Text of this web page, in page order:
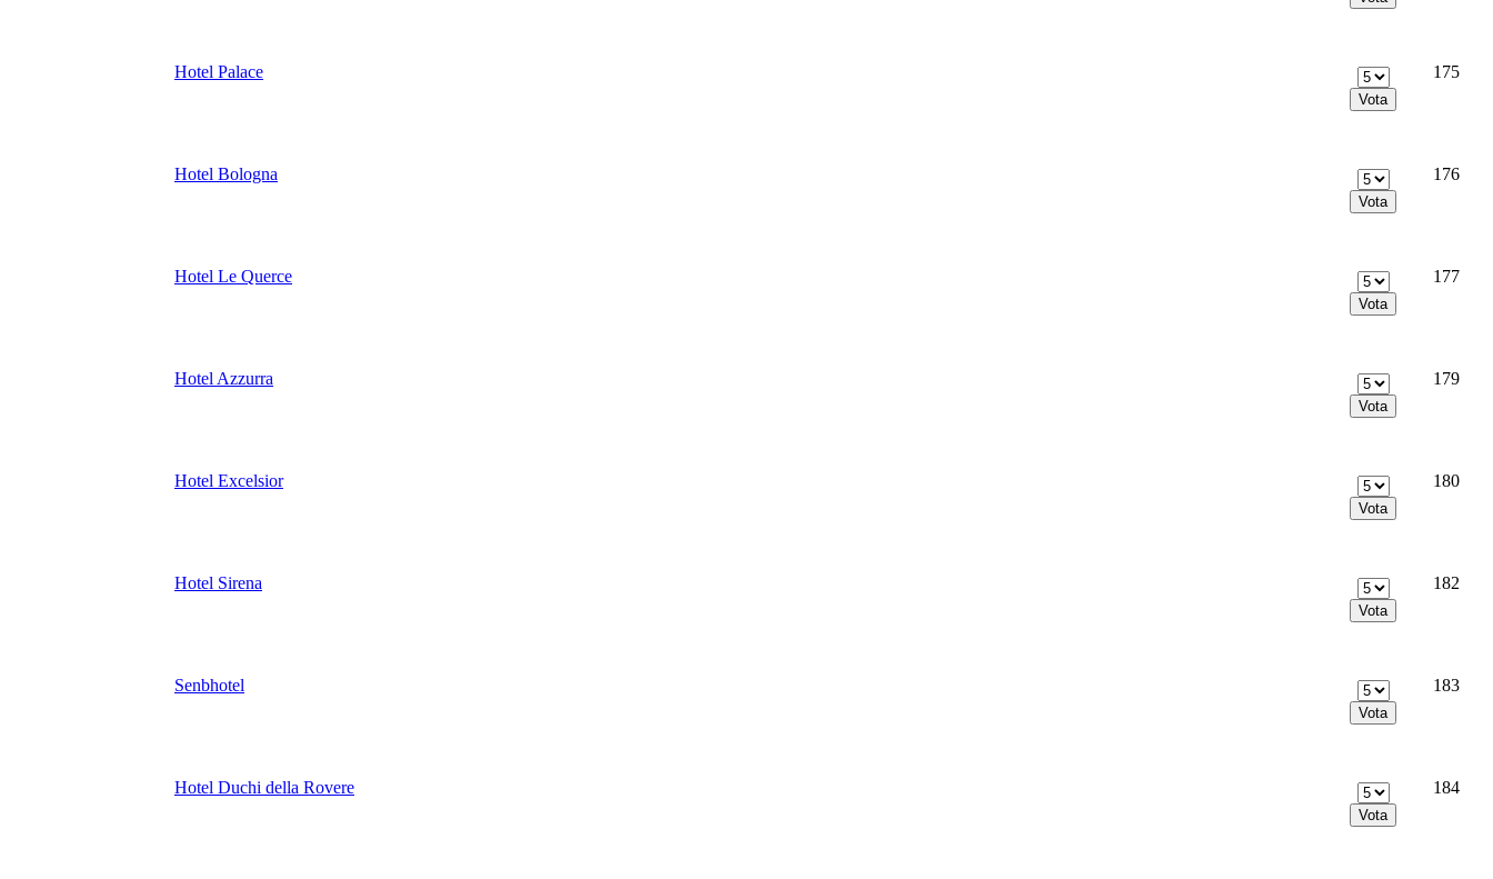
Hotel Palace 175
Hotel Bologna 176
Hotel Le Querce 177
Hotel Azzurra 179
Hotel Excelsior 180
Hotel Sirena 182
Senbhotel 183
Hotel Duchi della Rovere 184